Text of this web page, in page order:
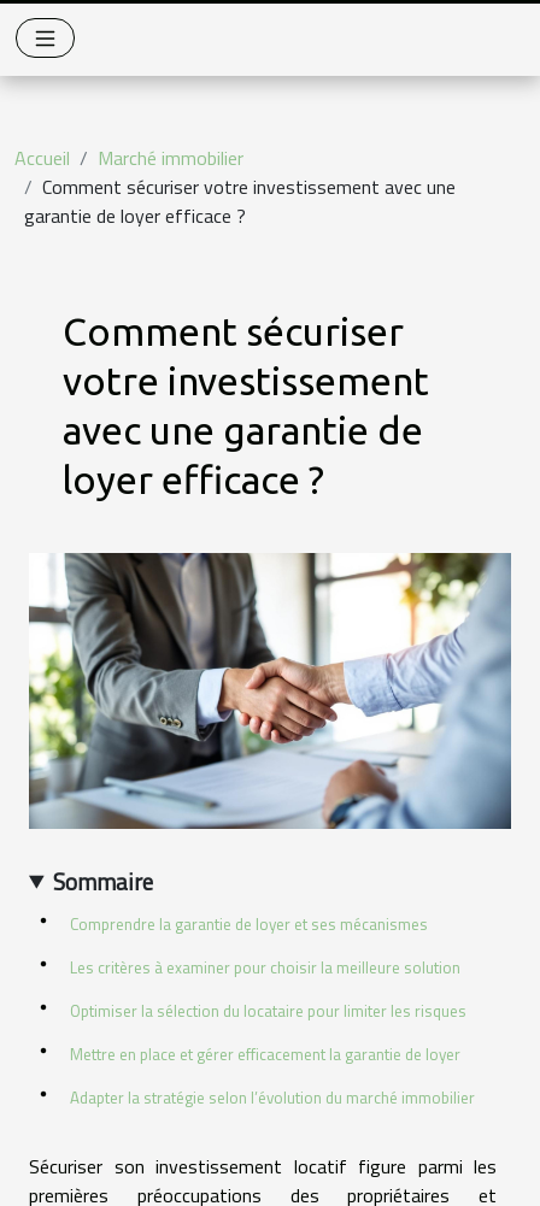
Accueil
Marché immobilier
Comment sécuriser votre investissement avec une
garantie de loyer efficace ?
Comment sécuriser
votre investissement
avec une garantie de
loyer efficace ?
Sommaire
Comprendre la garantie de loyer et ses mécanismes
Les critères à examiner pour choisir la meilleure solution
Optimiser la sélection du locataire pour limiter les risques
Mettre en place et gérer efficacement la garantie de loyer
Adapter la stratégie selon l’évolution du marché immobilier
Sécuriser son investissement locatif figure parmi les
premières préoccupations des propriétaires et